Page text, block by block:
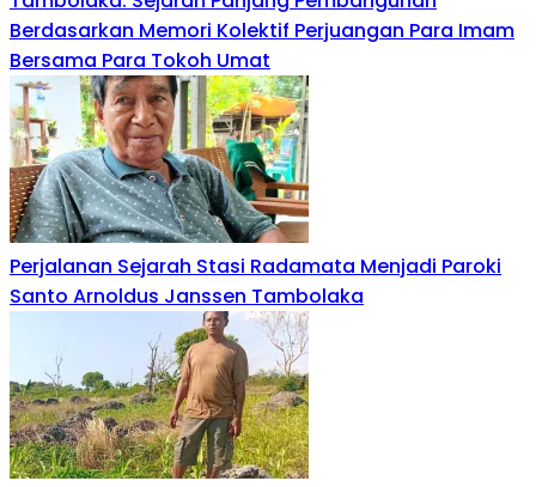
Berdasarkan Memori Kolektif Perjuangan Para Imam
Bersama Para Tokoh Umat
Perjalanan Sejarah Stasi Radamata Menjadi Paroki
Santo Arnoldus Janssen Tambolaka